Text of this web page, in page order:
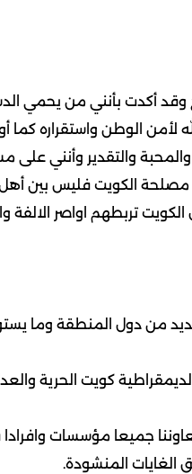
وقد أكدت بأنني من يحمي
لأمن الوطن واستقراره
والمحبة والتقدير وأنني
الكويت فليس بين أهل
تربطهم اواصر الالفة
من دول المنطقة وما
كويت الحرية
جميعا مؤسسات
المنشودة.